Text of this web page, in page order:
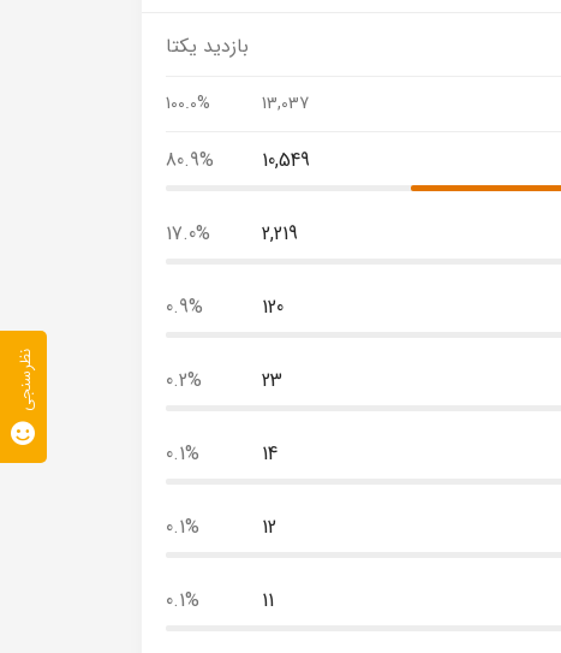
بازدید یکتا
13,037
100.0%
10,549
80.9%
2,219
17.0%
120
0.9%
23
0.2%
14
0.1%
12
0.1%
11
0.1%
نظرسنجی